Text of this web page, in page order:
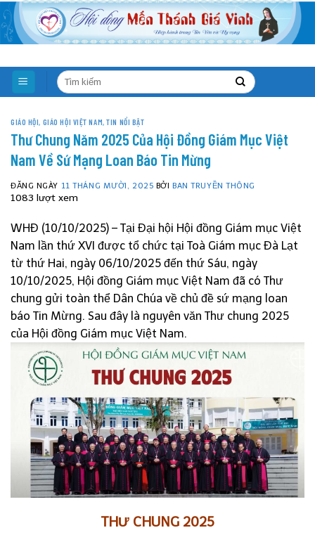
Skip
to
content
GIÁO HỘI, GIÁO HỘI VIỆT NAM,TIN NỔI BẬT
Thư Chung Năm 2025 Của Hội Đồng Giám Mục Việt
Nam Về Sứ Mạng Loan Báo Tin Mừng
ĐĂNG NGÀY 11 THÁNG MƯỜI, 2025 BỞIBAN TRUYỀN THÔNG
1083 lượt xem
WHĐ (10/10/2025) – Tại Đại hội Hội đồng Giám mục Việt
Nam lần thứ XVI được tổ chức tại Toà Giám mục Đà Lạt
từ thứ Hai, ngày 06/10/2025 đến thứ Sáu, ngày
10/10/2025, Hội đồng Giám mục Việt Nam đã có Thư
chung gửi toàn thể Dân Chúa về chủ đề sứ mạng loan
báo Tin Mừng. Sau đây là nguyên văn Thư chung 2025
của Hội đồng Giám mục Việt Nam.
THƯ CHUNG 2025